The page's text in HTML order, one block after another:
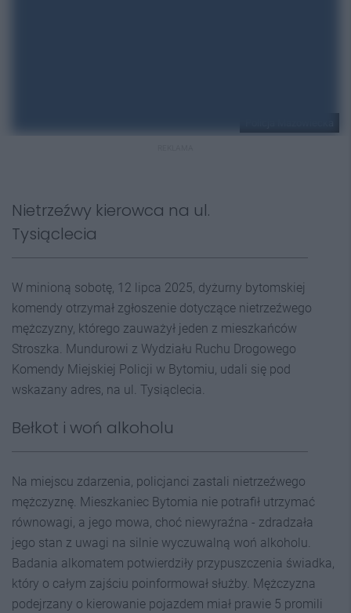
Nietrzeźwy kierowca na ul.
Tysiąclecia
W minioną sobotę, 12 lipca 2025, dyżurny bytomskiej
komendy otrzymał zgłoszenie dotyczące nietrzeźwego
mężczyzny, którego zauważył jeden z mieszkańców
Stroszka. Mundurowi z Wydziału Ruchu Drogowego
Komendy Miejskiej Policji w Bytomiu, udali się pod
wskazany adres, na ul. Tysiąclecia.
Bełkot i woń alkoholu
Na miejscu zdarzenia, policjanci zastali nietrzeźwego
mężczyznę. Mieszkaniec Bytomia nie potrafił utrzymać
równowagi, a jego mowa, choć niewyraźna - zdradzała
jego stan z uwagi na silnie wyczuwalną woń alkoholu.
Badania alkomatem potwierdziły przypuszczenia świadka,
który o całym zajściu poinformował służby. Mężczyzna
podejrzany o kierowanie pojazdem miał prawie 5 promili